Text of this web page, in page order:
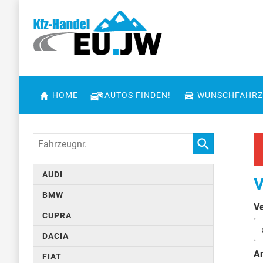
HOME AUTOS FINDEN!
Fahrzeugnr.
AUDI
BMW
CUPRA
DACIA
FIAT